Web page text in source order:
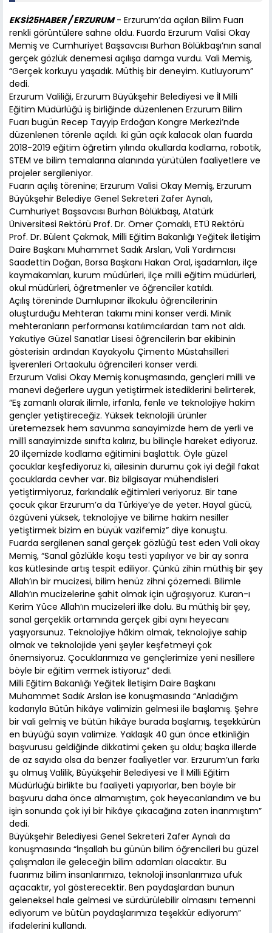
EKSİ25HABER / ERZURUM- Erzurum’da açılan Bilim Fuarı
renkli görüntülere sahne oldu. Fuarda Erzurum Valisi Okay
Memiş ve Cumhuriyet Başsavcısı Burhan Bölükbaşı’nın sanal
gerçek gözlük denemesi açılışa damga vurdu. Vali Memiş,
“Gerçek korkuyu yaşadık. Müthiş bir deneyim. Kutluyorum”
dedi.
Erzurum Valiliği, Erzurum Büyükşehir Belediyesi ve İl Milli
Eğitim Müdürlüğü iş birliğinde düzenlenen Erzurum Bilim
Fuarı bugün Recep Tayyip Erdoğan Kongre Merkezi’nde
düzenlenen törenle açıldı. İki gün açık kalacak olan fuarda
2018-2019 eğitim öğretim yılında okullarda kodlama, robotik,
STEM ve bilim temalarına alanında yürütülen faaliyetlere ve
projeler sergileniyor.
Fuarın açılış törenine; Erzurum Valisi Okay Memiş, Erzurum
Büyükşehir Belediye Genel Sekreteri Zafer Aynalı,
Cumhuriyet Başsavcısı Burhan Bölükbaşı, Atatürk
Üniversitesi Rektörü Prof. Dr. Ömer Çomaklı, ETÜ Rektörü
Prof. Dr. Bülent Çakmak, Milli Eğitim Bakanlığı Yeğitek İletişim
Daire Başkanı Muhammet Sadık Arslan, Vali Yardımcısı
Saadettin Doğan, Borsa Başkanı Hakan Oral, işadamları, ilçe
kaymakamları, kurum müdürleri, ilçe milli eğitim müdürleri,
okul müdürleri, öğretmenler ve öğrenciler katıldı.
Açılış töreninde Dumlupınar ilkokulu öğrencilerinin
oluşturduğu Mehteran takımı mini konser verdi. Minik
mehteranların performansı katılımcılardan tam not aldı.
Yakutiye Güzel Sanatlar Lisesi öğrencilerin bar ekibinin
gösterisin ardından Kayakyolu Çimento Müstahsilleri
İşverenleri Ortaokulu öğrencileri konser verdi.
Erzurum Valisi Okay Memiş konuşmasında, gençleri milli ve
manevi değerlere uygun yetiştirmek istediklerini belirterek,
“Eş zamanlı olarak ilimle, irfanla, fenle ve teknolojiye hakim
gençler yetiştireceğiz. Yüksek teknolojili ürünler
üretemezsek hem savunma sanayimizde hem de yerli ve
millî sanayimizde sınıfta kalırız, bu bilinçle hareket ediyoruz.
20 ilçemizde kodlama eğitimini başlattık. Öyle güzel
çocuklar keşfediyoruz ki, ailesinin durumu çok iyi değil fakat
çocuklarda cevher var. Biz bilgisayar mühendisleri
yetiştirmiyoruz, farkındalık eğitimleri veriyoruz. Bir tane
çocuk çıkar Erzurum’a da Türkiye’ye de yeter. Hayal gücü,
özgüveni yüksek, teknolojiye ve bilime hakim nesiller
yetiştirmek bizim en büyük vazifemiz” diye konuştu.
Fuarda sergilenen sanal gerçek gözlüğü test eden Vali okay
Memiş, “Sanal gözlükle koşu testi yapılıyor ve bir ay sonra
kas kütlesinde artış tespit ediliyor. Çünkü zihin müthiş bir şey
Allah’ın bir mucizesi, bilim henüz zihni çözemedi. Bilimle
Allah’ın mucizelerine şahit olmak için uğraşıyoruz. Kuran-ı
Kerim Yüce Allah’ın mucizeleri ilke dolu. Bu müthiş bir şey,
sanal gerçeklik ortamında gerçek gibi aynı heyecanı
yaşıyorsunuz. Teknolojiye hâkim olmak, teknolojiye sahip
olmak ve teknolojide yeni şeyler keşfetmeyi çok
önemsiyoruz. Çocuklarımıza ve gençlerimize yeni nesillere
böyle bir eğitim vermek istiyoruz” dedi.
Milli Eğitim Bakanlığı Yeğitek İletişim Daire Başkanı
Muhammet Sadık Arslan ise konuşmasında “Anladığım
kadarıyla Bütün hikâye valimizin gelmesi ile başlamış. Şehre
bir vali gelmiş ve bütün hikâye burada başlamış, teşekkürün
en büyüğü sayın valimize. Yaklaşık 40 gün önce etkinliğin
başvurusu geldiğinde dikkatimi çeken şu oldu; başka illerde
de az sayıda olsa da benzer faaliyetler var. Erzurum’un farkı
şu olmuş Valilik, Büyükşehir Belediyesi ve İl Milli Eğitim
Müdürlüğü birlikte bu faaliyeti yapıyorlar, ben böyle bir
başvuru daha önce almamıştım, çok heyecanlandım ve bu
işin sonunda çok iyi bir hikâye çıkacağına zaten inanmıştım”
dedi.
Büyükşehir Belediyesi Genel Sekreteri Zafer Aynalı da
konuşmasında “İnşallah bu günün bilim öğrencileri bu güzel
çalışmaları ile geleceğin bilim adamları olacaktır. Bu
fuarımız bilim insanlarımıza, teknoloji insanlarımıza ufuk
açacaktır, yol gösterecektir. Ben paydaşlardan bunun
geleneksel hale gelmesi ve sürdürülebilir olmasını temenni
ediyorum ve bütün paydaşlarımıza teşekkür ediyorum”
ifadelerini kullandı.